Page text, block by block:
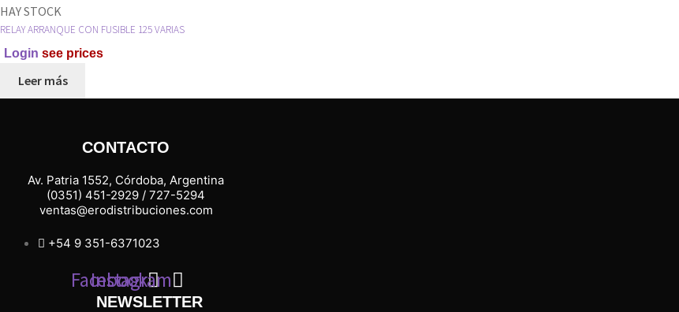
HAY STOCK
RELAY ARRANQUE CON FUSIBLE 125 VARIAS
Login see prices
Leer más
CONTACTO
Av. Patria 1552, Córdoba, Argentina
(0351) 451-2929 / 727-5294
ventas@erodistribuciones.com
+54 9 351-6371023
Facebook
Instagram
NEWSLETTER